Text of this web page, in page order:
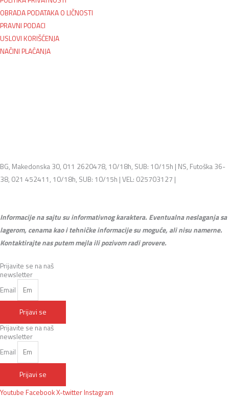
OBRADA PODATAKA O LIČNOSTI
PRAVNI PODACI
USLOVI KORIŠĆENJA
NAČINI PLAĆANJA
BG, Makedonska 30, 011 2620478, 10/18h, SUB: 10/15h | NS, Futoška 36-
38, 021 452411, 10/18h, SUB: 10/15h | VEL: 025703127 |
Informacije na sajtu su informativnog karaktera. Eventualna neslaganja sa
lagerom, cenama kao i tehničke informacije su moguće, ali nisu namerne.
Kontaktirajte nas putem mejla ili pozivom radi provere.
Prijavite se na naš
newsletter
Email
Prijavi se
Prijavite se na naš
newsletter
Email
Prijavi se
Youtube FacebookX-twitter Instagram